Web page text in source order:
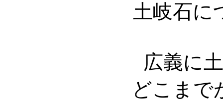
土岐石に
広義に
どこまで